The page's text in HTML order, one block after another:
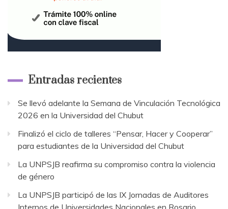
Entradas recientes
Se llevó adelante la Semana de Vinculación Tecnológica
2026 en la Universidad del Chubut
Finalizó el ciclo de talleres “Pensar, Hacer y Cooperar”
para estudiantes de la Universidad del Chubut
La UNPSJB reafirma su compromiso contra la violencia
de género
La UNPSJB participó de las IX Jornadas de Auditores